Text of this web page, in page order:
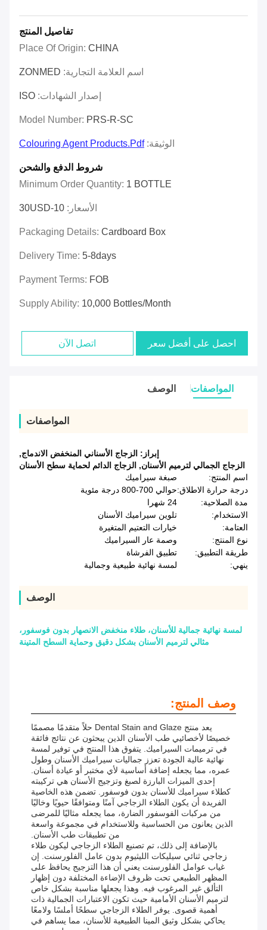
تفاصيل المنتج
Place Of Origin: CHINA
اسم العلامة التجارية: ZONMED
إصدار الشهادات: ISO
Model Number: PRS-R-SC
الوثيقة:Colouring Agent Products.pdf
شروط الدفع والشحن
Minimum Order Quantity: 1 BOTTLE
الأسعار: 10-30USD
Packaging Details: Cardboard Box
Delivery Time: 5-8days
Payment Terms: FOB
Supply Ability: 10,000 Bottles/month
احصل على أفضل سعر اتصل الآن
المواصفات الوصف
المواصفات
إبراز: الزجاج الأسناني المنخفض الاندماج,
الزجاج الجمالي لترميم الأسنان, الزجاج الدائم لحماية سطح الأسنان
اسم المنتج:
صبغة سيراميك
درجة حرارة الاطلاق:حوالي 700-800 درجة مئوية
مدة الصلاحية:
24 شهرا
الاستخدام:
تلوين سيراميك الأسنان
العتامة:
خيارات التعتيم المتغيرة
نوع المنتج:
وصمة عار السيراميك
طريقة التطبيق:
تطبيق الفرشاة
ينهي:
لمسة نهائية طبيعية وجمالية
الوصف
لمسة نهائية جمالية للأسنان، طلاء منخفض الانصهار بدون فوسفور،
مثالي لترميم الأسنان بشكل دقيق وحماية السطح المتينة
وصف المنتج:
يعد منتج Dental Stain and Glaze حلاً متقدمًا مصممًا
خصيصًا لأخصائيي طب الأسنان الذين يبحثون عن نتائج فائقة
في ترميمات السيراميك. يتفوق هذا المنتج في توفير لمسة
نهائية عالية الجودة تعزز جماليات سيراميك الأسنان وطول
عمره، مما يجعله إضافة أساسية لأي مختبر أو عيادة أسنان.
إحدى الميزات البارزة لصبغ وتزجيج الأسنان هي تركيبته
كطلاء سيراميك للأسنان بدون فوسفور. تضمن هذه الخاصية
الفريدة أن يكون الطلاء الزجاجي آمنًا ومتوافقًا حيويًا وخاليًا
من مركبات الفوسفور الضارة، مما يجعله مثاليًا للمرضى
الذين يعانون من الحساسية وللاستخدام في مجموعة واسعة
من تطبيقات طب الأسنان.
بالإضافة إلى ذلك، تم تصنيع الطلاء الزجاجي ليكون طلاء
زجاجي ثنائي سيليكات الليثيوم بدون عامل الفلورسنت. إن
غياب عوامل الفلورسنت يعني أن هذا التزجيج يحافظ على
المظهر الطبيعي تحت ظروف الإضاءة المختلفة دون إظهار
التألق غير المرغوب فيه. وهذا يجعلها مناسبة بشكل خاص
لترميم الأسنان الأمامية حيث تكون الاعتبارات الجمالية ذات
أهمية قصوى. يوفر الطلاء الزجاجي سطحًا أملسًا ولامعًا
يحاكي بشكل وثيق المينا الطبيعية للأسنان، مما يساهم في